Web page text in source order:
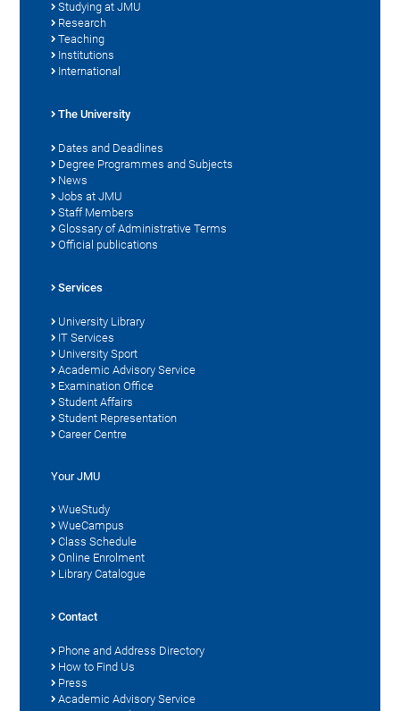
Studying at JMU
Research
Teaching
Institutions
International
The University
Dates and Deadlines
Degree Programmes and Subjects
News
Jobs at JMU
Staff Members
Glossary of Administrative Terms
Official publications
Services
University Library
IT Services
University Sport
Academic Advisory Service
Examination Office
Student Affairs
Student Representation
Career Centre
Your JMU
WueStudy
WueCampus
Class Schedule
Online Enrolment
Library Catalogue
Contact
Phone and Address Directory
How to Find Us
Press
Academic Advisory Service